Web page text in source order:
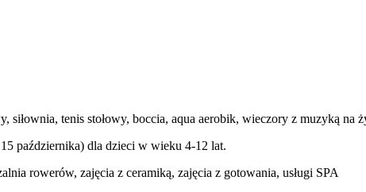
siłownia, tenis stołowy, boccia, aqua aerobik, wieczory z muzyką na
października) dla dzieci w wieku 4-12 lat.
rowerów, zajęcia z ceramiką, zajęcia z gotowania, usługi SPA